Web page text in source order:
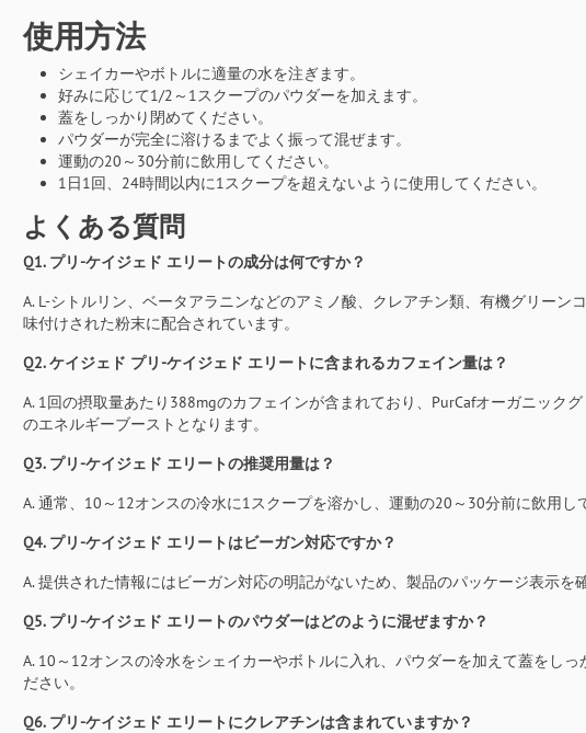
使用方法
シェイカーやボトルに適量の水を注ぎます。
好みに応じて1/2～1スクープのパウダーを加えます。
蓋をしっかり閉めてください。
パウダーが完全に溶けるまでよく振って混ぜます。
運動の20～30分前に飲用してください。
1日1回、24時間以内に1スクープを超えないように使用してください。
よくある質問
Q1. プリ-ケイジェド エリートの成分は何ですか？
A. L-シトルリン、ベータアラニンなどのアミノ酸、クレアチン類、有機グリー
味付けされた粉末に配合されています。
Q2. ケイジェド プリ-ケイジェド エリートに含まれるカフェイン量は？
A. 1回の摂取量あたり388mgのカフェインが含まれており、PurCafオーガニック
のエネルギーブーストとなります。
Q3. プリ-ケイジェド エリートの推奨用量は？
A. 通常、10～12オンスの冷水に1スクープを溶かし、運動の20～30分前に飲用し
Q4. プリ-ケイジェド エリートはビーガン対応ですか？
A. 提供された情報にはビーガン対応の明記がないため、製品のパッケージ表示を
Q5. プリ-ケイジェド エリートのパウダーはどのように混ぜますか？
A. 10～12オンスの冷水をシェイカーやボトルに入れ、パウダーを加えて蓋をし
ださい。
Q6. プリ-ケイジェド エリートにクレアチンは含まれていますか？